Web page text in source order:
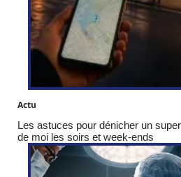
Actu
Les astuces pour dénicher un
de moi les soirs et week-ends